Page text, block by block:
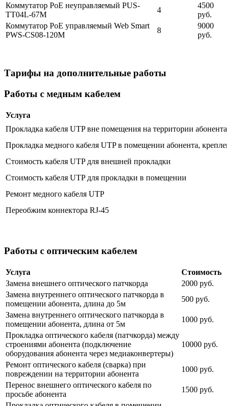
Коммутатор PoE неуправляемый PUS-
TT04L-67M
4
4500
руб.
Коммутатор PoE управляемый Web Smart
PWS-CS08-120M
8
9000
руб.
Тарифы на дополнительные работы
Работы с медным кабелем
Услуга
Прокладка кабеля UTP вне помещения на территории
Прокладка медного кабеля UTP в помещении абонента,
Стоимость кабеля UTP для внешней прокладки
Стоимость кабеля UTP для прокладки в помещении
Ремонт медного кабеля UTP
Переобжим коннектора RJ-45
Работы с оптическим кабелем
Услуга
Стоимость
Замена внешнего оптического патчкорда
2000 руб.
Замена внутреннего оптического патчкорда в
помещении абонента, длина до 5м
500 руб.
Замена внутреннего оптического патчкорда в
помещении абонента, длина от 5м
1000 руб.
Прокладка оптического кабеля (патчкорда) между
строениями абонента (подключение
оборудования абонента через медиаконвертеры)
10000 руб.
Ремонт оптического кабеля (сварка) при
повреждении на территории абонента
1000 руб.
Перенос внешнего оптического кабеля по
просьбе абонента
1500 руб.